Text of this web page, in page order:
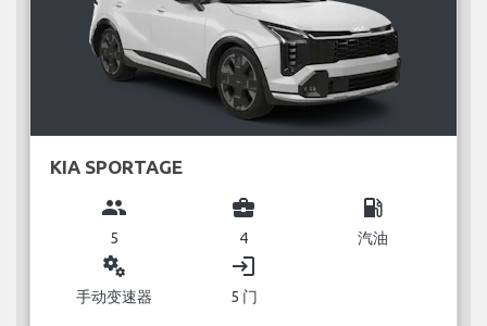
KIA SPORTAGE
group
5
business_center
4
local_gas_station
汽油
miscellaneous_services
手动变速器
login
5 门